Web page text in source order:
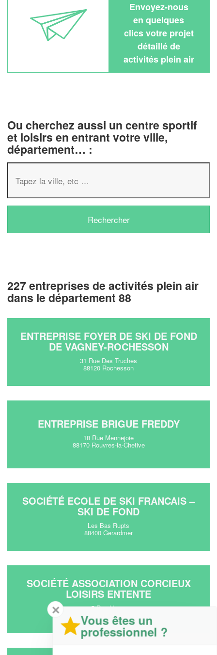
Envoyez-nous
en quelques
clics votre projet
détaillé de
activités plein air
Ou cherchez aussi un centre sportif
et loisirs en entrant votre ville,
département… :
227 entreprises de activités plein air
dans le département 88
ENTREPRISE FOYER DE SKI DE FOND
DE VAGNEY-ROCHESSON
31 Rue Des Truches
88120 Rochesson
ENTREPRISE BRIGUE FREDDY
18 Rue Mennejoie
88170 Rouvres-la-Chetive
SOCIÉTÉ ECOLE DE SKI FRANCAIS –
SKI DE FOND
Les Bas Rupts
88400 Gerardmer
SOCIÉTÉ ASSOCIATION CORCIEUX
LOISIRS ENTENTE
5 Rue Henry
88430 Corcieux
✕
Vous êtes un
professionnel ?